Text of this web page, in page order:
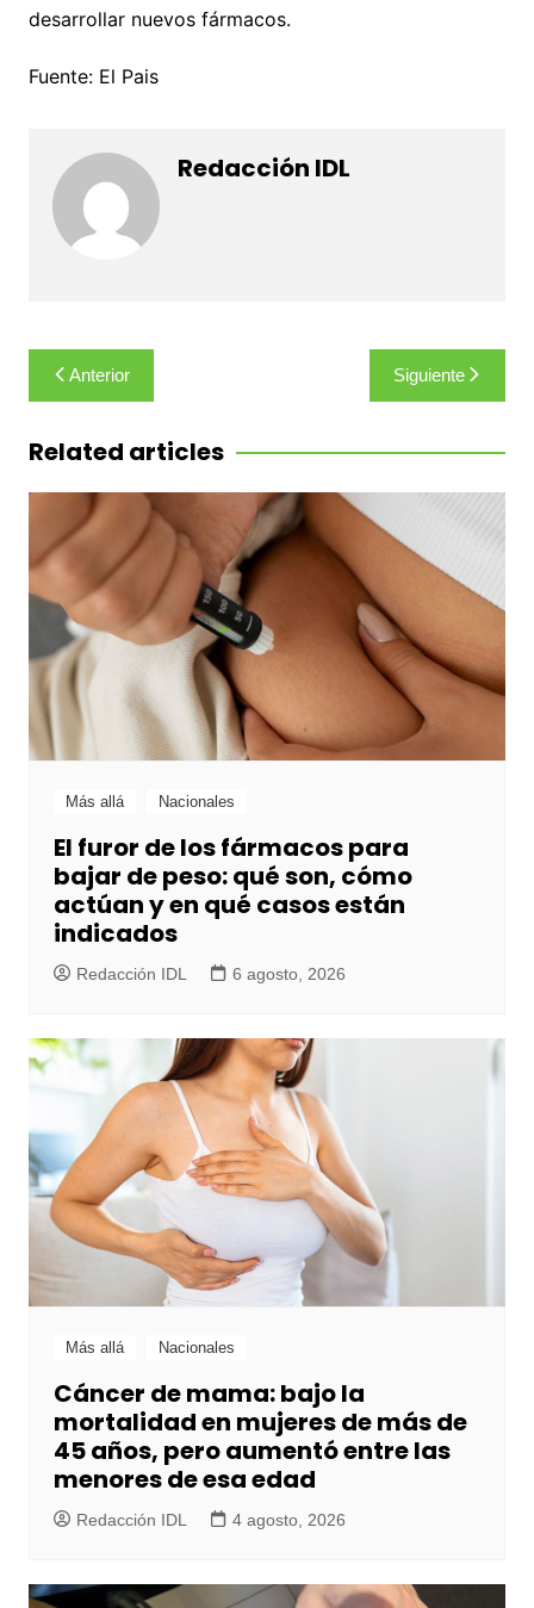
desarrollar nuevos fármacos.
Fuente: El Pais
Redacción IDL
Navegación
de
entradas
Anterior Siguiente
Related articles
Más allá Nacionales
El furor de los fármacos para
bajar de peso: qué son, cómo
actúan y en qué casos están
indicados
Redacción IDL 6 agosto, 2026
Más allá Nacionales
Cáncer de mama: bajo la
mortalidad en mujeres de más de
45 años, pero aumentó entre las
menores de esa edad
Redacción IDL 4 agosto, 2026